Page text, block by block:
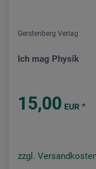
Gerstenberg Verlag
Ich mag Physik
15,00 EUR *
zzgl.